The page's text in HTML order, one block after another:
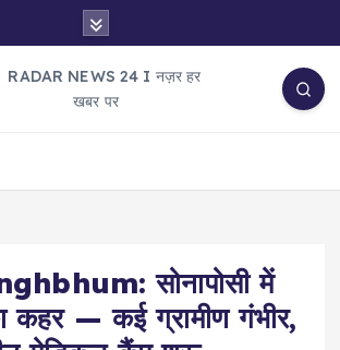
सोनापोसी में
कहर — कई ग्रामीण गंभीर,